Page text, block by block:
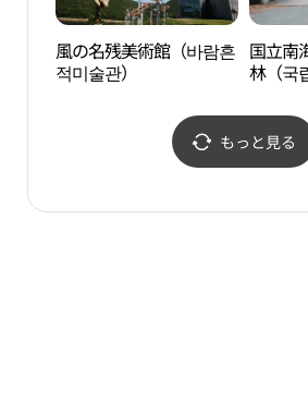
風の名残美術館（바람흔
적미술관）
国立南
林（국
もっと見る